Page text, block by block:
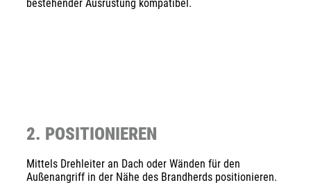
bestehender Ausrüstung kompatibel.
2. POSITIONIEREN
Mittels Drehleiter an Dach oder Wänden für den
Außenangriff in der Nähe des Brandherds positionieren.